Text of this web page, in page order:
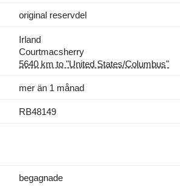
original reservdel
Irland
Courtmacsherry
5640 km to "United States/Columbus"
mer än 1 månad
RB48149
begagnade